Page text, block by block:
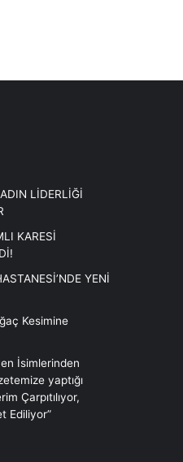
LİDERLİĞİ
KARESİ
YENİ
Kesimine
İsimlerinden
yaptığı
Çarpıtılıyor,
Ediliyor”